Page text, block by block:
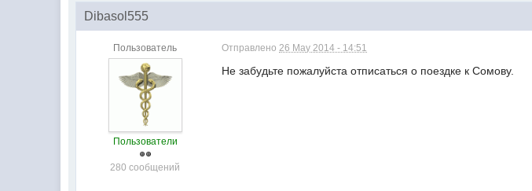
Dibasol555
Пользователь
Пользователи
280 сообщений
Отправлено26 May 2014 - 14:51
Не забудьте пожалуйста отписаться о поездке к Сомову.